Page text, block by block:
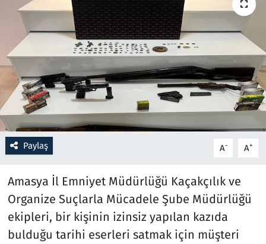
Paylaş A- A+
Amasya İl Emniyet Müdürlüğü Kaçakçılık ve
Organize Suçlarla Mücadele Şube Müdürlüğü
ekipleri, bir kişinin izinsiz yapılan kazıda
bulduğu tarihi eserleri satmak için müşteri
Oyun
Ramazan
Resmi İlanlar
Rüya Tabirleri
Sağlık
Savunma Sanayi
Seçim 2023
Spor